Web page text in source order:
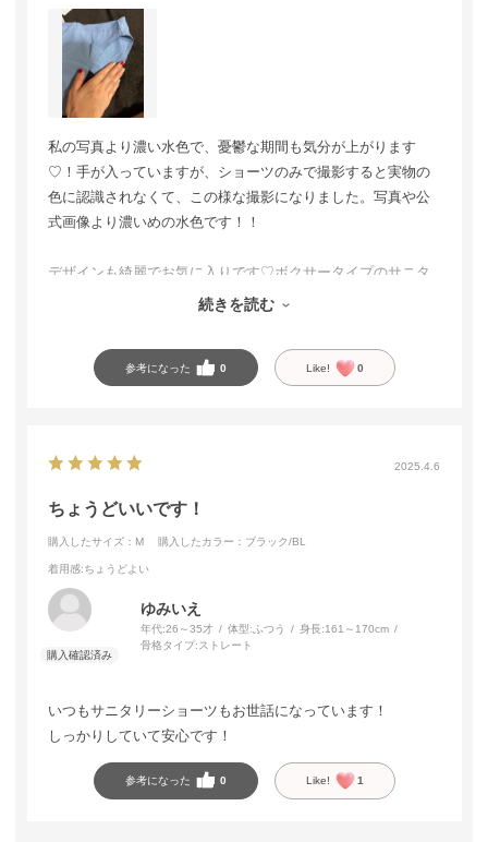
私の写真より濃い水色で、憂鬱な期間も気分が上がります
♡！手が入っていますが、ショーツのみで撮影すると実物の
色に認識されなくて、この様な撮影になりました。写真や公
式画像より濃いめの水色です！！
デザインも綺麗でお気に入りです♡ボクサータイプのサニタ
リーショーツもエメフィールさんに作製して頂きたいです！
続きを読む
参考になった 0 Like! 0
2025.4.6
ちょうどいいです！
購入したサイズ：M 購入したカラー：ブラック/BL
着用感:ちょうどよい
ゆみいえ
年代:26～35才 体型: ふつう 身長:161～170cm
骨格タイプ: ストレート
いつもサニタリーショーツもお世話になっています！
しっかりしていて安心です！
参考になった 0 Like! 1